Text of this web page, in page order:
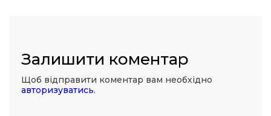
Залишити коментар
Щоб відправити коментар вам необхідно
авторизуватись.